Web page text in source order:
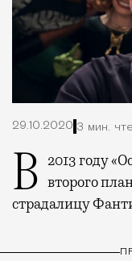
29.10.2020 3 мин.
В 2013 году «Оскар» за лучшую женскую роль второго
страдалицу